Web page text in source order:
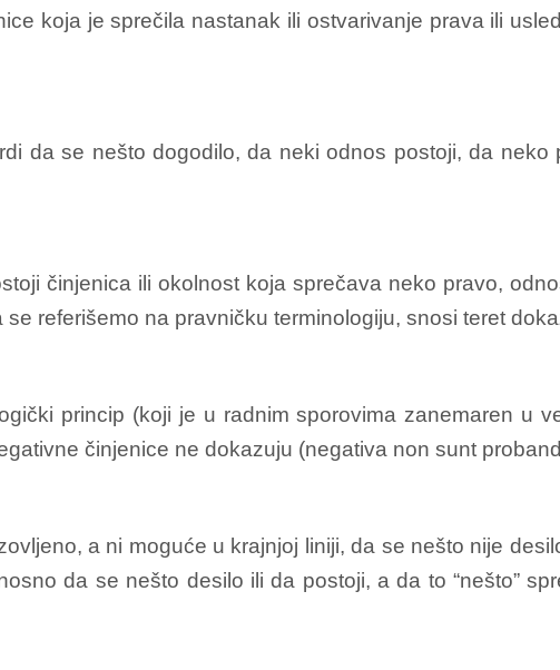
koja je sprečila nastanak ili ostvarivanje prava ili
da se nešto dogodilo, da neki odnos postoji, da
činjenica ili okolnost koja sprečava neko pravo,
referišemo na pravničku terminologiju, snosi teret
princip (koji je u radnim sporovima zanemaren u
činjenice ne dokazuju (negativa non sunt
a ni moguće u krajnjoj liniji, da se nešto nije
da se nešto desilo ili da postoji, a da to “nešto”